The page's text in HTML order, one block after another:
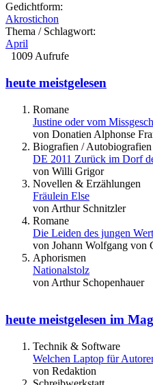
Gedichtform:
Akrostichon
Thema / Schlagwort:
April
1009 Aufrufe
heute meistgelesen
Romane
Justine oder vom
von Donatien Alphonse
Biografien / Autobiografien
DE 2011 Zurück im Dorf
von Willi Grigor
Novellen & Erzählungen
Fräulein Else
von Arthur Schnitzler
Romane
Die Leiden des jungen
von Johann Wolfgang von
Aphorismen
Nationalstolz
von Arthur Schopenhauer
heute meistgelesen im
Technik & Software
Welchen Laptop für
von Redaktion